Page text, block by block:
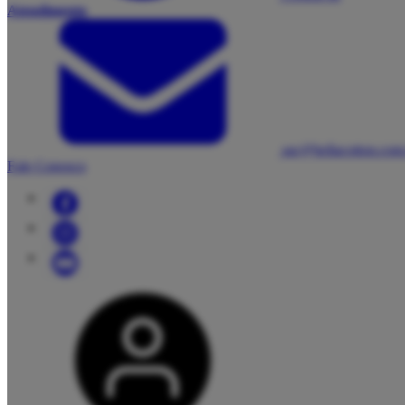
Atendimento
Fale Conosco